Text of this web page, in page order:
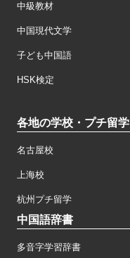
中級教材
中国現代文学
子ども中国語
HSK検定
各地の学校・プチ留学
名古屋校
上海校
杭州プチ留学
中国語辞書
多音字学習辞書